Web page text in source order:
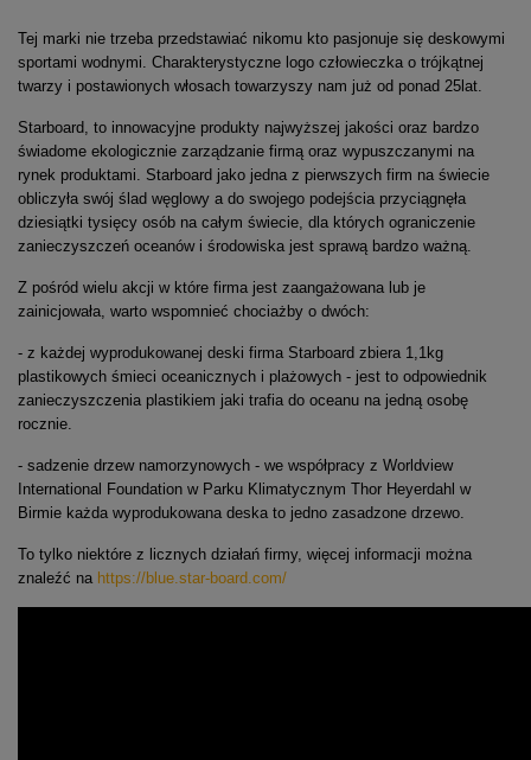
Tej marki nie trzeba przedstawiać nikomu kto pasjonuje się deskowymi
sportami wodnymi. Charakterystyczne logo człowieczka o trójkątnej
twarzy i postawionych włosach towarzyszy nam już od ponad 25lat.
Starboard, to innowacyjne produkty najwyższej jakości oraz bardzo
świadome ekologicznie zarządzanie firmą oraz wypuszczanymi na
rynek produktami. Starboard jako jedna z pierwszych firm na świecie
obliczyła swój ślad węglowy a do swojego podejścia przyciągnęła
dziesiątki tysięcy osób na całym świecie, dla których ograniczenie
zanieczyszczeń oceanów i środowiska jest sprawą bardzo ważną.
Z pośród wielu akcji w które firma jest zaangażowana lub je
zainicjowała, warto wspomnieć chociażby o dwóch:
- z każdej wyprodukowanej deski firma Starboard zbiera 1,1kg
plastikowych śmieci oceanicznych i plażowych - jest to odpowiednik
zanieczyszczenia plastikiem jaki trafia do oceanu na jedną osobę
rocznie.
- sadzenie drzew namorzynowych - we współpracy z Worldview
International Foundation w Parku Klimatycznym Thor Heyerdahl w
Birmie każda wyprodukowana deska to jedno zasadzone drzewo.
To tylko niektóre z licznych działań firmy, więcej informacji można
znaleźć na https://blue.star-board.com/